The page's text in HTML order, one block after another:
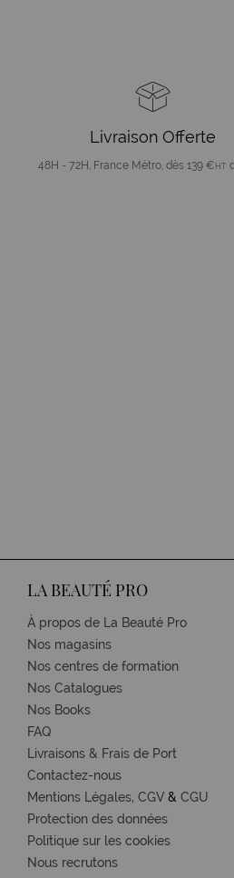
Livraison Offerte
48H - 72H, France Métro, dès 139 € HT
LA BEAUTÉ PRO
À propos de La Beauté Pro
Nos magasins
Nos centres de formation
Nos Catalogues
Nos Books
FAQ
Livraisons & Frais de Port
Contactez-nous
Mentions Légales, CGV & CGU
Protection des données
Politique sur les cookies
Nous recrutons